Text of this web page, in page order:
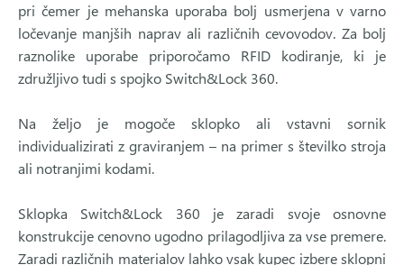
pri čemer je mehanska uporaba bolj usmerjena v varno
ločevanje manjših naprav ali različnih cevovodov. Za bolj
raznolike uporabe priporočamo RFID kodiranje, ki je
združljivo tudi s spojko Switch&Lock 360.
Na željo je mogoče sklopko ali vstavni sornik
individualizirati z graviranjem – na primer s številko stroja
ali notranjimi kodami.
Sklopka Switch&Lock 360 je zaradi svoje osnovne
konstrukcije cenovno ugodno prilagodljiva za vse premere.
Zaradi različnih materialov lahko vsak kupec izbere sklopni